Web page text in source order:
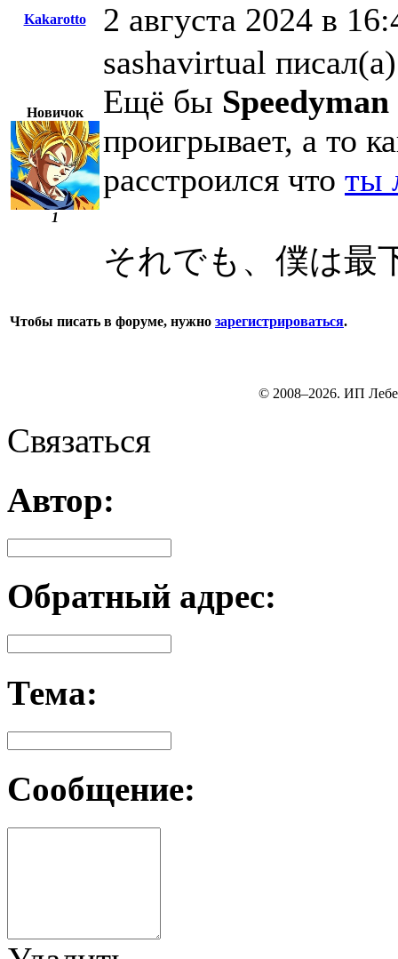
Kakarotto 2 августа 2024 в
Новичок
1
sashavirtual
Ещё бы Speedyman
проигрывает, а то
расстроился что ты
それでも、僕は最
Чтобы писать в форуме, нужно зарегистрироваться.
© 2008–2026. ИП
Связаться
Автор:
Обратный адрес:
Тема:
Сообщение: